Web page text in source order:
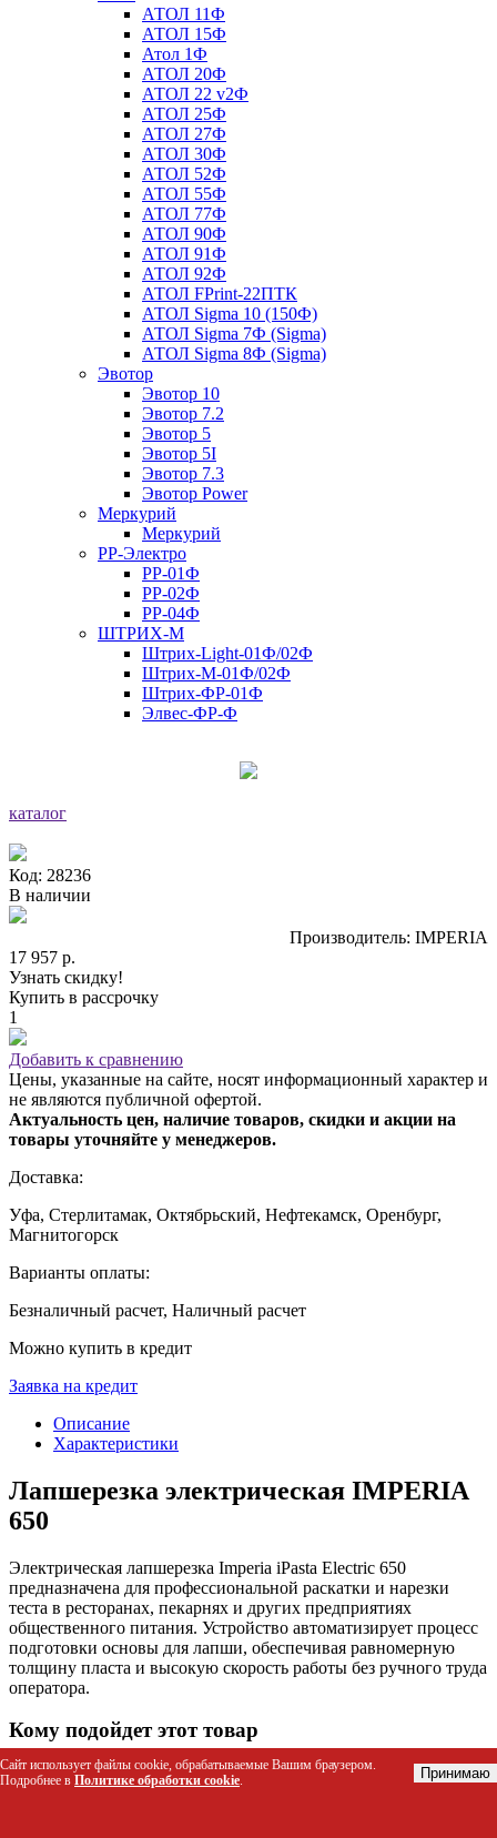
АТОЛ 11Ф
АТОЛ 15Ф
Атол 1Ф
АТОЛ 20Ф
АТОЛ 22 v2Ф
АТОЛ 25Ф
АТОЛ 27Ф
АТОЛ 30Ф
АТОЛ 52Ф
АТОЛ 55Ф
АТОЛ 77Ф
АТОЛ 90Ф
АТОЛ 91Ф
АТОЛ 92Ф
АТОЛ FPrint-22ПТК
АТОЛ Sigma 10 (150Ф)
АТОЛ Sigma 7Ф (Sigma)
АТОЛ Sigma 8Ф (Sigma)
Эвотор
Эвотор 10
Эвотор 7.2
Эвотор 5
Эвотор 5I
Эвотор 7.3
Эвотор Power
Меркурий
Меркурий
РР-Электро
РР-01Ф
РР-02Ф
РР-04Ф
ШТРИХ-М
Штрих-Light-01Ф/02Ф
Штрих-М-01Ф/02Ф
Штрих-ФР-01Ф
Элвес-ФР-Ф
каталог
Код: 28236
В наличии
Производитель: IMPERIA
17 957 р.
Узнать скидку!
Купить в рассрочку
1
Добавить к сравнению
Цены, указанные на сайте, носят информационный характер и
не являются публичной офертой.
Актуальность цен, наличие товаров, скидки и акции на
товары уточняйте у менеджеров.
Доставка:
Уфа, Стерлитамак, Октябрьский, Нефтекамск, Оренбург,
Магнитогорск
Варианты оплаты:
Безналичный расчет, Наличный расчет
Можно купить в кредит
Заявка на кредит
Описание
Характеристики
Лапшерезка электрическая IMPERIA
650
Электрическая лапшерезка Imperia iPasta Electric 650
предназначена для профессиональной раскатки и нарезки
теста в ресторанах, пекарнях и других предприятиях
общественного питания. Устройство автоматизирует процесс
подготовки основы для лапши, обеспечивая равномерную
толщину пласта и высокую скорость работы без ручного труда
оператора.
Кому подойдет этот товар
Шеф-поварам и кондитерам ресторанов с высокой
проходимостью
Сайт использует файлы cookie, обрабатываемые Вашим браузером.
Подробнее в Политике обработки cookie. Принимаю